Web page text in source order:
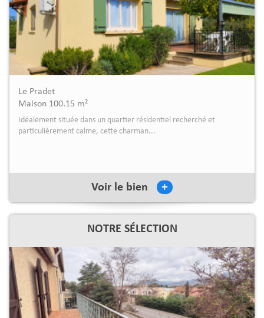
La Valette-Du-Var
Maison 126.23 m²
Située dans une petite copropriété, cette maison mitoyenne d'un
coté, traversante Est/Ouest de 12...
Voir le bien +
NOTRE SÉLECTION